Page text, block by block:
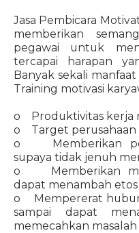
Jasa Pembicara
memberikan
pegawai untuk
tercapai harapan
Banyak sekali
Training motivasi
o Produktivitas kerja
o Target perusahaan
o Memberikan
supaya tidak jenuh
o Memberikan
dapat menambah
o Mempererat
sampai dapat
memecahkan